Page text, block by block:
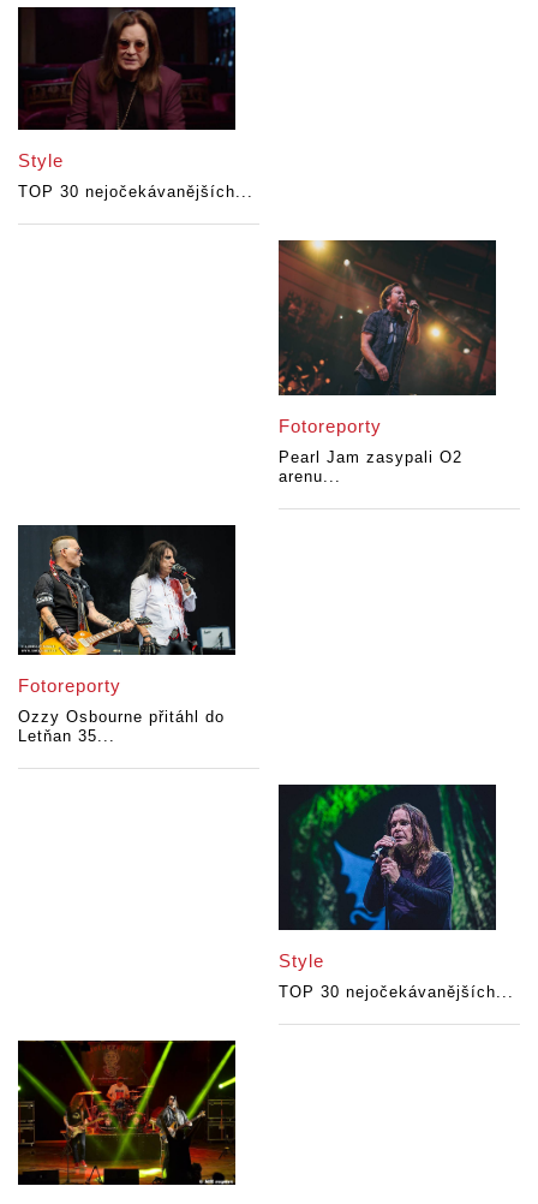
Style
TOP 30 nejočekávanějších...
Fotoreporty
Pearl Jam zasypali O2
arenu...
Fotoreporty
Ozzy Osbourne přitáhl do
Letňan 35...
Style
TOP 30 nejočekávanějších...